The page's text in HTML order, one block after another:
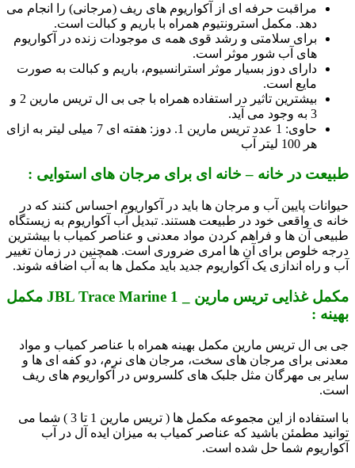
مراقبت حرفه ای از آکواریوم های ریف (مرجانی) را انجام می
دهد. مکمل استرونتیوم همراه با باریم و کبالت است.
برای سلامتی و رشد قوی همه ی موجودات زنده در آکواریوم
های آب شور موثر است.
دارای دوز بسیار موثر استرانسیوم، باریم و کبالت به صورت
مایع است.
بیشترین تاثیر در استفاده همراه با جی بی ال تریس مارین 2 و
3 به وجود می آید.
حاوی: 1 عدد تریس مارین 1. دوز: هفته ای 7 میلی لیتر به ازای
هر 100 لیتر آب
طبیعت در خانه – خانه ای برای مرجان های استوایی :
حیوانات پایین آب و مرجان ها باید در آکواریوم احساس کنند که در
خانه ی واقعی خود در طبیعت هستند. تبدیل آب آکواریوم به زیستگاه
طبیعی آن ها و فراهم کردن مواد معدنی و عناصر کمیاب با بیشترین
درجه خلوص برای آن ها امری ضروری است. همچنین در زمان تغییر
آب و راه اندازی یک آکواریوم جدید باید مکمل ها به آب اضافه شوند.
مکمل غذایی تریس مارین _ JBL Trace Marine 1 مکمل
بهینه :
جی بی ال تریس مارین مکمل بهینه همراه با عناصر کمیاب و مواد
معدنی برای مرجان های سخت، مرجان های نرم، دو کفه ای ها و
سایر بی مهرگان مثل جلبک های کلسروس در آکواریوم های ریف
است.
با استفاده از این مجموعه مکمل ها ( تریس مارین 1 تا 3 ) شما می
توانید مطمئن باشید که عناصر کمیاب به میزان ایده آل در آب
آکواریوم شما حل شده است.